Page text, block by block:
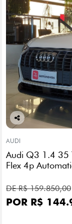
Co
arti
lhe
AUDI
Audi Q3 1.4 35
Flex 4p
DE R$ 159.850,00
POR R$